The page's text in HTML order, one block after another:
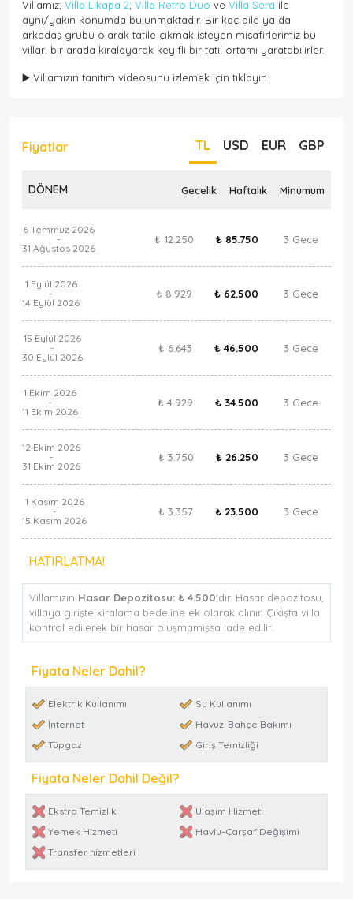
Villamız; Villa Likapa 2 Villa Retro Duo ve Villa Sera ile
aynı/yakın konumda bulunmaktadır. Bir kaç aile ya da
arkadaş grubu olarak tatile çıkmak isteyen misafirlerimiz bu
vilları bir arada kiralayarak keyifli bir tatil ortamı yaratabilirler.
▶️ Villamızın tanıtım videosunu izlemek için tıklayın
Fiyatlar TL USD EUR GBP
DÖNEM Gecelik Haftalık Minumum
6 Temmuz 2026
-
31 Ağustos 2026
₺ 12.250 ₺ 85.750 3 Gece
1 Eylül 2026
-
14 Eylül 2026
₺ 8.929 ₺ 62.500 3 Gece
15 Eylül 2026
-
30 Eylül 2026
₺ 6.643 ₺ 46.500 3 Gece
1 Ekim 2026
-
11 Ekim 2026
₺ 4.929 ₺ 34.500 3 Gece
12 Ekim 2026
-
31 Ekim 2026
₺ 3.750 ₺ 26.250 3 Gece
1 Kasım 2026
-
15 Kasım 2026
₺ 3.357 ₺ 23.500 3 Gece
HATIRLATMA!
Villamızın Hasar Depozitosu: ₺ 4.500'dir. Hasar depozitosu,
villaya girişte kiralama bedeline ek olarak alınır. Çıkışta villa
kontrol edilerek bir hasar oluşmamışsa iade edilir.
Fiyata Neler Dahil?
Elektrik Kullanımı
Su Kullanımı
İnternet
Havuz-Bahçe Bakımı
Tüpgaz
Giriş Temizliği
Fiyata Neler Dahil Değil?
Ekstra Temizlik
Ulaşım Hizmeti
Yemek Hizmeti
Havlu-Çarşaf Değişimi
Transfer hizmetleri